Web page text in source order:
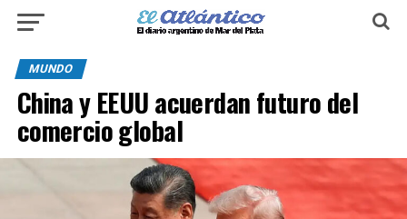
MUNDO
China y EEUU acuerdan futuro del
comercio global